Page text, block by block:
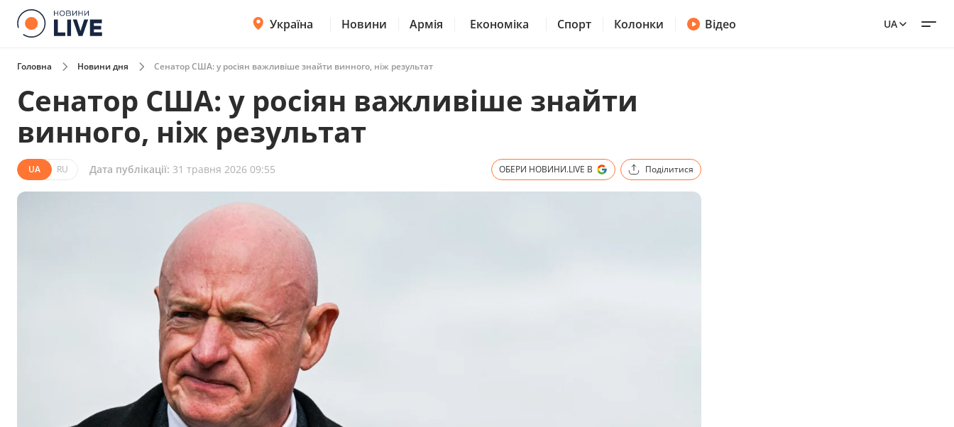
Україна Новини Армія Економіка Спорт Колонки Відео UA
Головна Новини дня Сенатор США: у росіян важливіше знайти винного, ніж результат
Сенатор США: у росіян важливіше знайти
винного, ніж результат
UA RU Дата публікації: 31 травня 2026 09:55 ОБЕРИ НОВИНИ.LIVE В Поділитися